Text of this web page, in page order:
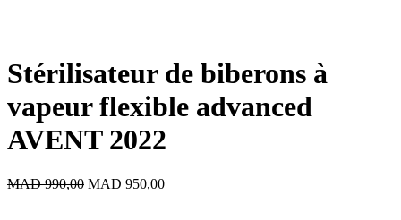
Stérilisateur de biberons à
vapeur flexible advanced
AVENT 2022
MAD990,00 Le
MAD 950,00Le